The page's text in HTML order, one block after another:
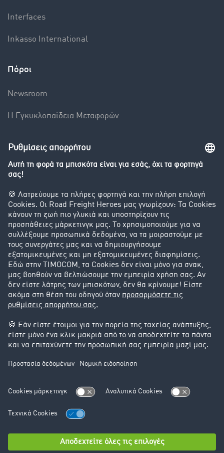
Interfaces
Inkasso International
Πόροι
Newsroom
Η Εγκυκλοπαίδεια Mεταφορών
Διερεύνηση της ανταλλαγής φορτίων
Εταιρεία
Οι πελάτες προσελκύουν πελάτες
Success Stories
Υποστήριξη
Υποστήριξη
Νομικά
Στοιχεία έκδοσης
Γενικοί Όροι Συναλλαγών
Ρυθμίσεις Cookie